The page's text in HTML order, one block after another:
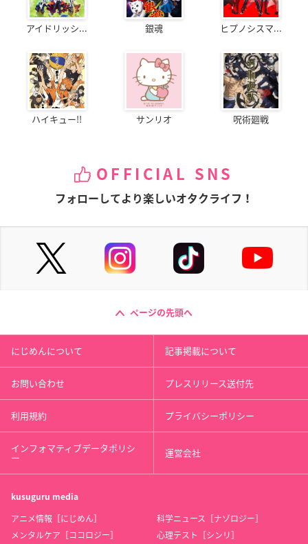
アイドリッシ... 銀魂 ヒプノシスマ...
ハイキュー!! サンリオ 呪術廻戦
OFFICIAL SNS
フォローしてより楽しいオタクライフ！
ページの先頭へ
にじめんについて 記事掲載について
お問い合わせ プレスリリース送付先
利用規約 プライバシーポリシー
インフォマティブデータポリシ
ー 運営会社
kusuguru media
アニメ情報［にじめん］
科学ニュース［ナゾロジー］
メンタルケア［ココロジー］
心理テスト［シンリ］